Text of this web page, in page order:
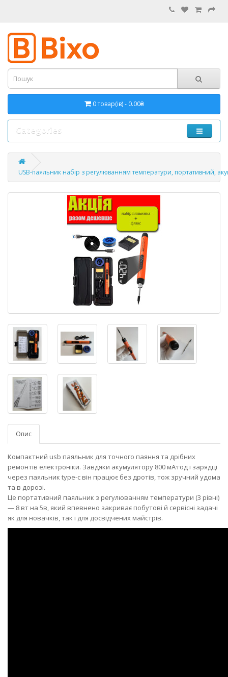
0 товар(ів) - 0.00₴
Categories
USB-паяльник набір з регулюванням температури, портативний,
Опис
Компактний usb паяльник для точного паяння та дрібних
ремонтів електроніки. Завдяки акумулятору 800 мА·год і зарядці
через паяльник type-c він працює без дротів, тож зручний удома
та в дорозі.
Це портативний паяльник з регулюванням температури (3 рівні)
— 8 вт на 5в, який впевнено закриває побутові й сервісні задачі
як для новачків, так і для досвідчених майстрів.